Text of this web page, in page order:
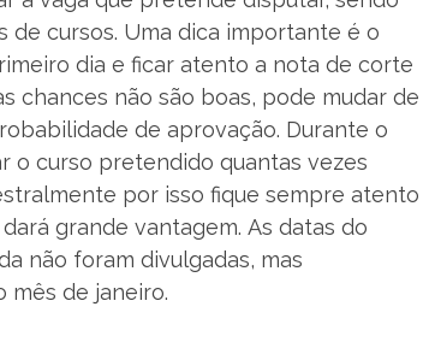
de cursos. Uma dica importante é o
dia e ficar atento a nota de corte
chances não são boas, pode mudar de
de aprovação. Durante o
o curso pretendido quantas vezes
por isso fique sempre atento
grande vantagem. As datas do
não foram divulgadas, mas
de janeiro.